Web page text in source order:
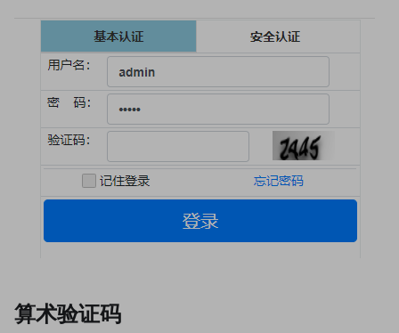
算术验证码